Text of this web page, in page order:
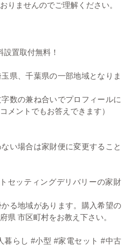
りませんのでご理解ください。
置取付無料！
県、千葉県の一部地域となりま
字数の兼ね合いでプロフィールに
メントでもお答えできます）
い場合は家財便に変更すること
セッティングデリバリーの家財
る地域があります。購入希望の
県 市区町村をお教え下さい。
暮らし #小型 #家電セット #中古